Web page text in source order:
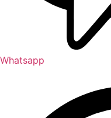
Whatsapp